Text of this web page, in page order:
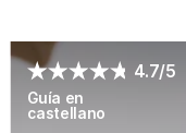
4.7/5
Guía en
castellano